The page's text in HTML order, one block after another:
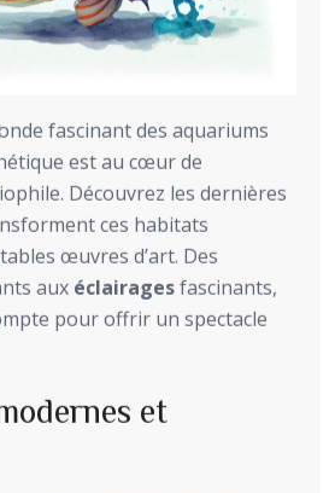
fascinant des aquariums
est au cœur de
Découvrez les dernières
ces habitats
œuvres d’art. Des
aux éclairagesfascinants,
pour offrir un spectacle
et